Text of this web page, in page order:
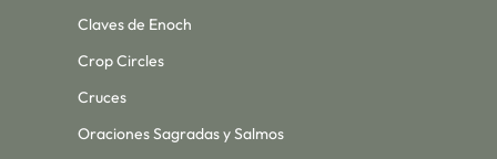
Claves de Enoch
Crop Circles
Cruces
Oraciones Sagradas y Salmos